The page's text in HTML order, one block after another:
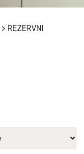
> REZERVNI